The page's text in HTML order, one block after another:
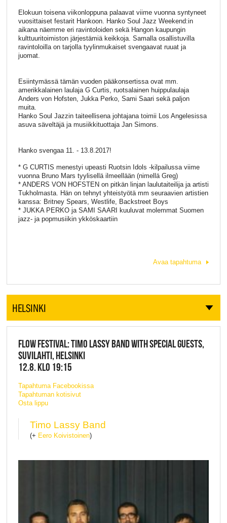
Elokuun toisena viikonloppuna palaavat viime vuonna syntyneet
vuosittaiset festarit Hankoon. Hanko Soul Jazz Weekend:in
aikana näemme eri ravintoloiden sekä Hangon kaupungin
kulttuuritoimiston järjestämiä keikkoja. Samalla osallistuvilla
ravintoloilla on tarjolla tyylinmukaiset svengaavat ruuat ja
juomat.
Esiintymässä tämän vuoden pääkonsertissa ovat mm.
amerikkalainen laulaja G Curtis, ruotsalainen huippulaulaja
Anders von Hofsten, Jukka Perko, Sami Saari sekä paljon
muita.
Hanko Soul Jazzin taiteellisena johtajana toimii Los Angelesissa
asuva säveltäjä ja musiikkituottaja Jan Simons.
Hanko svengaa 11. - 13.8.2017!
* G CURTIS menestyi upeasti Ruotsin Idols -kilpailussa viime
vuonna Bruno Mars tyylisellä ilmeellään (nimellä Greg)
* ANDERS VON HOFSTEN on pitkän linjan laulutaiteilija ja artisti
Tukholmasta. Hän on tehnyt yhteistyötä mm seuraavien artistien
kanssa: Britney Spears, Westlife, Backstreet Boys
* JUKKA PERKO ja SAMI SAARI kuuluvat molemmat Suomen
jazz- ja popmusiikin ykköskaartiin
Avaa tapahtuma
HELSINKI
FLOW FESTIVAL: TIMO LASSY BAND WITH SPECIAL GUESTS,
SUVILAHTI, HELSINKI
12.8. KLO 19:15
Tapahtuma Facebookissa
Tapahtuman kotisivut
Osta lippu
Timo Lassy Band
(+ Eero Koivistoinen)